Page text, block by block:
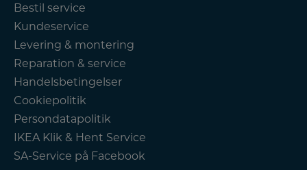
Bestil service
Kundeservice
Levering & montering
Reparation & service
Handelsbetingelser
Cookiepolitik
Persondatapolitik
IKEA Klik & Hent Service
SA-Service på Facebook